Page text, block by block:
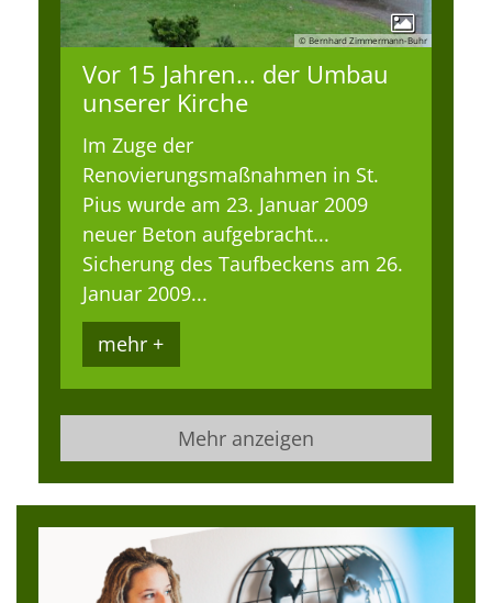
© Bernhard Zimmermann-Buhr
Vor 15 Jahren... der Umbau
unserer Kirche
Im Zuge der
Renovierungsmaßnahmen in St.
Pius wurde am 23. Januar 2009
neuer Beton aufgebracht...
Sicherung des Taufbeckens am 26.
Januar 2009...
mehr +
Mehr anzeigen